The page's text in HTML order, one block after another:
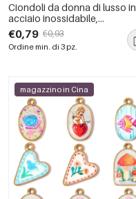
Ciondoli da donna di lusso in
acciaio inossidabile,
impermeabili e dalla forma
geometrica semplice, con
zirconi, della serie Luxurious.
€0,79 €0,93
Ordine min. di 3 pz.
magazzino in Cina